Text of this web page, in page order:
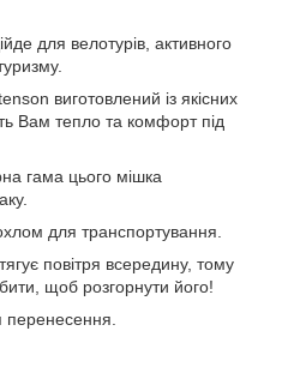
для велотурів, активного
виготовлений із якісних
Вам тепло та комфорт під
гама цього мішка
для транспортування.
повітря всередину, тому
щоб розгорнути його!
перенесення.